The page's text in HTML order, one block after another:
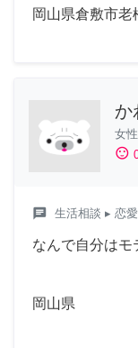
岡山県倉敷市老
か
女性
sentiment_satisfied
chat 生活相談 ▸ 恋愛
なんで自分はモ
岡山県